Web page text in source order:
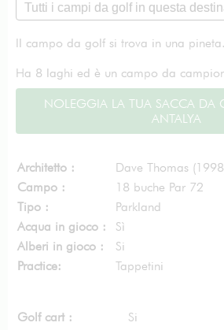
Il campo da golf si trova in una pineta.
Ha 8 laghi ed è un campo da
NOLEGGIA LA TUA SACCA DA
ANTALYA
Architetto :
Dave Thomas
Campo :
18 buche Par 72
Tipo :
Parkland
Acqua in gioco :
Sì
Alberi in gioco :
Si
Practice:
Tappetini
Golf cart :
Si